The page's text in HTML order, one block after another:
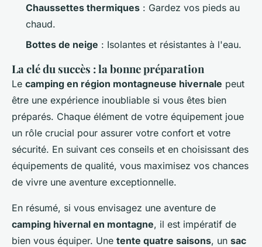
Chaussettes thermiques : Gardez vos pieds au
chaud.
Bottes de neige : Isolantes et résistantes à l'eau.
La clé du succès : la bonne préparation
Le camping en région montagneuse hivernale peut
être une expérience inoubliable si vous êtes bien
préparés. Chaque élément de votre équipement joue
un rôle crucial pour assurer votre confort et votre
sécurité. En suivant ces conseils et en choisissant des
équipements de qualité, vous maximisez vos chances
de vivre une aventure exceptionnelle.
En résumé, si vous envisagez une aventure de
camping hivernal en montagne, il est impératif de
bien vous équiper. Une tente quatre saisons, un sac